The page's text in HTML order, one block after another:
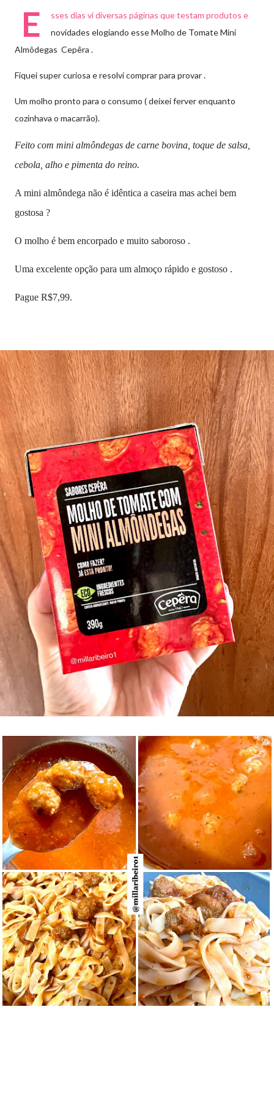
E
sses dias vi diversas páginas que testam produtos e
novidades elogiando esse Molho de Tomate Mini
Almôdegas Cepêra .
Fiquei super curiosa e resolvi comprar para provar .
Um molho pronto para o consumo ( deixei ferver enquanto
cozinhava o macarrão).
Feito com mini almôndegas de carne bovina, toque de salsa,
cebola, alho e pimenta do reino.
A mini almôndega não é idêntica a caseira mas achei bem
gostosa ?
O molho é bem encorpado e muito saboroso .
Uma excelente opção para um almoço rápido e gostoso .
Pague R$7,99.